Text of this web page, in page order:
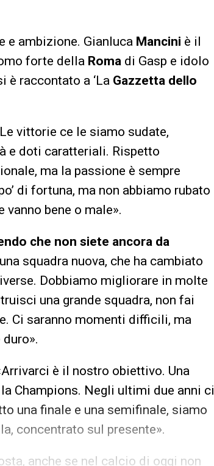
e ambizione. Gianluca Mancini è il
forte della Roma di Gasp e idolo
raccontato a ‘La Gazzetta dello
vittorie ce le siamo sudate,
e doti caratteriali. Rispetto
ma la passione è sempre
di fortuna, ma non abbiamo rubato
vanno bene o male».
che non siete ancora da
squadra nuova, che ha cambiato
Dobbiamo migliorare in molte
una grande squadra, non fai
Ci saranno momenti difficili, ma
è il nostro obiettivo. Una
Champions. Negli ultimi due anni ci
una finale e una semifinale, siamo
concentrato sul presente».
anche se nel calcio di oggi non